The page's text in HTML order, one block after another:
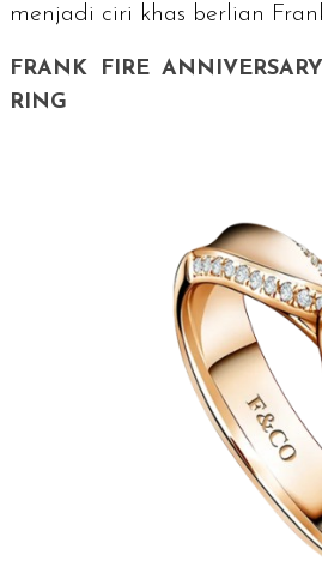
menjadi ciri khas berlian
FRANK FIRE
RING